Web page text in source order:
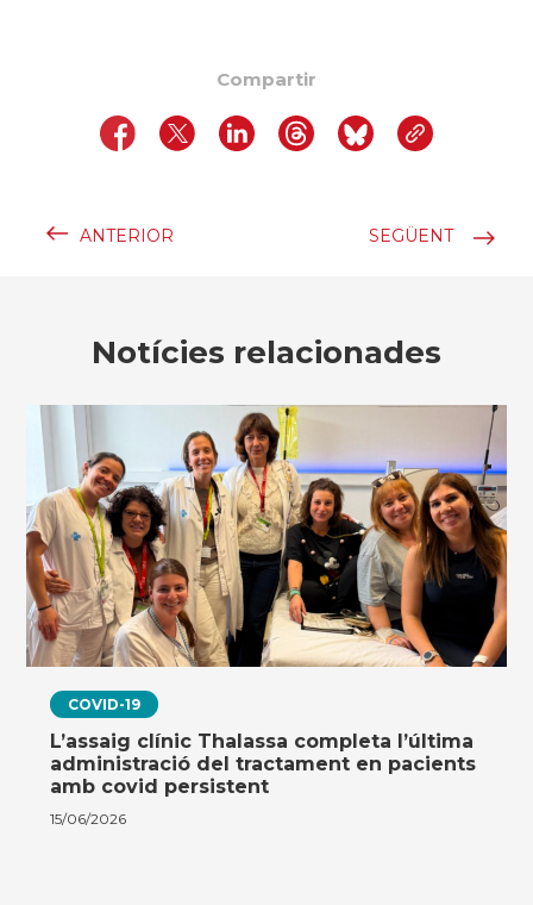
Compartir
ANTERIOR SEGÜENT
Notícies relacionades
COVID-19
L’assaig clínic Thalassa completa l’última
administració del tractament en pacients
amb covid persistent
15/06/2026